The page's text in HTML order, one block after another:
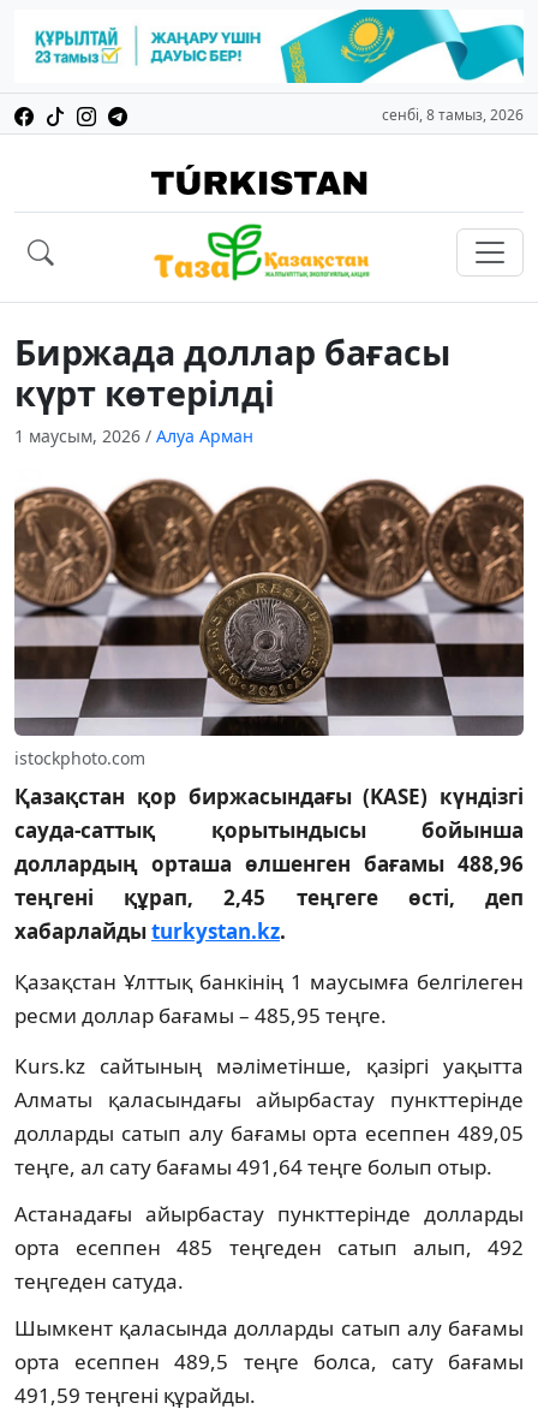
сенбі, 8 тамыз, 2026
Биржада доллар бағасы
күрт көтерілді
1 маусым, 2026 / Алуа Арман
istockphoto.com
Қазақстан қор биржасындағы (KASE) күндізгі
сауда-саттық қорытындысы бойынша
доллардың орташа өлшенген бағамы 488,96
теңгені құрап, 2,45 теңгеге өсті, деп
хабарлайдыturkystan.kz.
Қазақстан Ұлттық банкінің 1 маусымға белгілеген
ресми доллар бағамы – 485,95 теңге.
Kurs.kz сайтының мәліметінше, қазіргі уақытта
Алматы қаласындағы айырбастау пункттерінде
долларды сатып алу бағамы орта есеппен 489,05
теңге, ал сату бағамы 491,64 теңге болып отыр.
Астанадағы айырбастау пункттерінде долларды
орта есеппен 485 теңгеден сатып алып, 492
теңгеден сатуда.
Шымкент қаласында долларды сатып алу бағамы
орта есеппен 489,5 теңге болса, сату бағамы
491,59 теңгені құрайды.